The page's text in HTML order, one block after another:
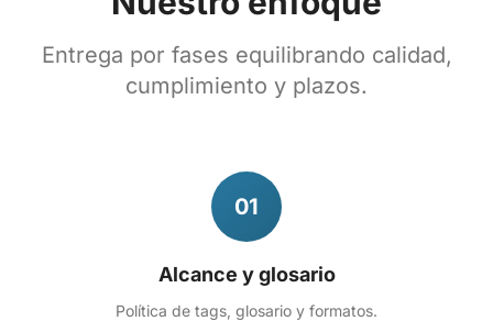
Entrega por fases equilibrando calidad,
cumplimiento y plazos.
01
Alcance y glosario
Política de tags, glosario y formatos.